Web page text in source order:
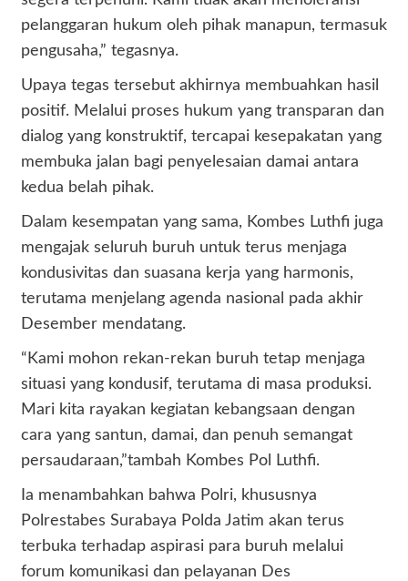
pelanggaran hukum oleh pihak manapun, termasuk
pengusaha,” tegasnya.
Upaya tegas tersebut akhirnya membuahkan hasil
positif. Melalui proses hukum yang transparan dan
dialog yang konstruktif, tercapai kesepakatan yang
membuka jalan bagi penyelesaian damai antara
kedua belah pihak.
Dalam kesempatan yang sama, Kombes Luthfi juga
mengajak seluruh buruh untuk terus menjaga
kondusivitas dan suasana kerja yang harmonis,
terutama menjelang agenda nasional pada akhir
Desember mendatang.
“Kami mohon rekan-rekan buruh tetap menjaga
situasi yang kondusif, terutama di masa produksi.
Mari kita rayakan kegiatan kebangsaan dengan
cara yang santun, damai, dan penuh semangat
persaudaraan,”tambah Kombes Pol Luthfi.
Ia menambahkan bahwa Polri, khususnya
Polrestabes Surabaya Polda Jatim akan terus
terbuka terhadap aspirasi para buruh melalui
forum komunikasi dan pelayanan Des